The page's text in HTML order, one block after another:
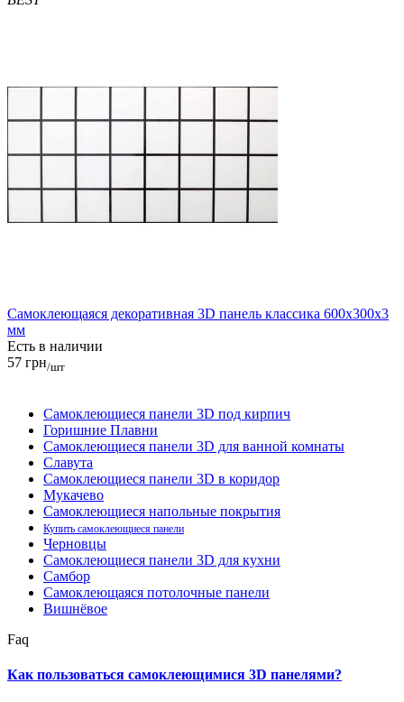
Самоклеющаяся декоративная 3D панель классика 600x300x3
мм
Есть в наличии
57 грн/шт
Самоклеющиеся панели 3D под кирпич
Горишние Плавни
Самоклеющиеся панели 3D для ванной комнаты
Славута
Самоклеющиеся панели 3D в коридор
Мукачево
Самоклеющиеся напольные покрытия
Купить самоклеющиеся панели
Черновцы
Самоклеющиеся панели 3D для кухни
Самбор
Самоклеющаяся потолочные панели
Вишнёвое
Faq
Как пользоваться самоклеющимися 3D панелями?